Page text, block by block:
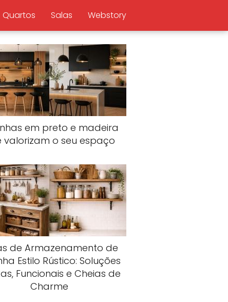
Quartos Salas Webstory
em preto e madeira
valorizam o seu espaço
de Armazenamento de
Estilo Rústico: Soluções
Funcionais e Cheias de
Charme